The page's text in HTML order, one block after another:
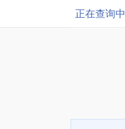
正在查询中